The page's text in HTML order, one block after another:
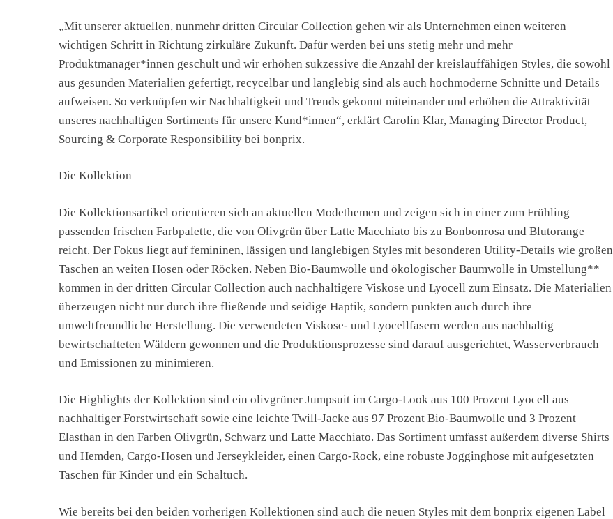
„Mit unserer aktuellen, nunmehr dritten Circular Collection gehen wir als Unternehmen einen weiteren
wichtigen Schritt in Richtung zirkuläre Zukunft. Dafür werden bei uns stetig mehr und mehr
Produktmanager*innen geschult und wir erhöhen sukzessive die Anzahl der kreislauffähigen Styles, die sowohl
aus gesunden Materialien gefertigt, recycelbar und langlebig sind als auch hochmoderne Schnitte und Details
aufweisen. So verknüpfen wir Nachhaltigkeit und Trends gekonnt miteinander und erhöhen die Attraktivität
unseres nachhaltigen Sortiments für unsere Kund*innen“, erklärt Carolin Klar, Managing Director Product,
Sourcing & Corporate Responsibility bei bonprix.
Die Kollektion
Die Kollektionsartikel orientieren sich an aktuellen Modethemen und zeigen sich in einer zum Frühling
passenden frischen Farbpalette, die von Olivgrün über Latte Macchiato bis zu Bonbonrosa und Blutorange
reicht. Der Fokus liegt auf femininen, lässigen und langlebigen Styles mit besonderen Utility-Details wie großen
Taschen an weiten Hosen oder Röcken. Neben Bio-Baumwolle und ökologischer Baumwolle in Umstellung**
kommen in der dritten Circular Collection auch nachhaltigere Viskose und Lyocell zum Einsatz. Die Materialien
überzeugen nicht nur durch ihre fließende und seidige Haptik, sondern punkten auch durch ihre
umweltfreundliche Herstellung. Die verwendeten Viskose- und Lyocellfasern werden aus nachhaltig
bewirtschafteten Wäldern gewonnen und die Produktionsprozesse sind darauf ausgerichtet, Wasserverbrauch
und Emissionen zu minimieren.
Die Highlights der Kollektion sind ein olivgrüner Jumpsuit im Cargo-Look aus 100 Prozent Lyocell aus
nachhaltiger Forstwirtschaft sowie eine leichte Twill-Jacke aus 97 Prozent Bio-Baumwolle und 3 Prozent
Elasthan in den Farben Olivgrün, Schwarz und Latte Macchiato. Das Sortiment umfasst außerdem diverse Shirts
und Hemden, Cargo-Hosen und Jerseykleider, einen Cargo-Rock, eine robuste Jogginghose mit aufgesetzten
Taschen für Kinder und ein Schaltuch.
Wie bereits bei den beiden vorherigen Kollektionen sind auch die neuen Styles mit dem bonprix eigenen Label